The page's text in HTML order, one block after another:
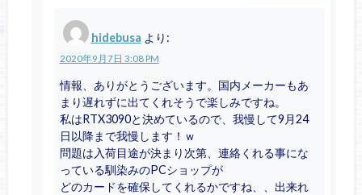
hidebusa より:
2020年9月7日 3:08 PM
情報、ありがとうございます。国内メーカーもあ
まり遅れずに出てくれそうで楽しみですね。
私はRTX3090と決めているので、我慢して9月24
日以降まで我慢します！ｗ
問題は入荷目途が決まり次第、連絡くれる事にな
っている馴染みのPCショップが
どのカードを確保してくれるかですね、、出来れ